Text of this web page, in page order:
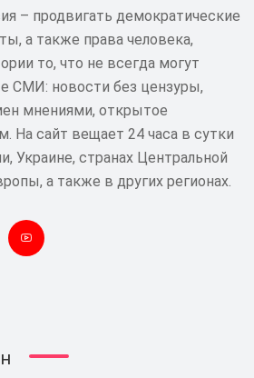
– продвигать демократические
а также права человека,
то, что не всегда могут
СМИ: новости без цензуры,
мнениями, открытое
На сайт вещает 24 часа в сутки
Украине, странах Центральной
а также в других регионах.